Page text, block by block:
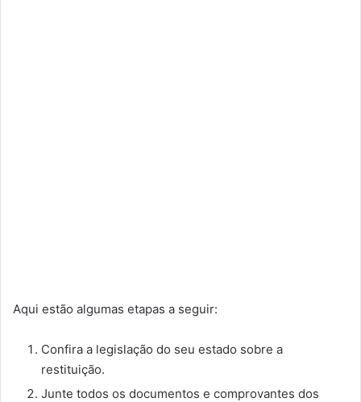
Aqui estão algumas etapas a seguir:
Confira a legislação do seu estado sobre a
restituição.
Junte todos os documentos e comprovantes dos